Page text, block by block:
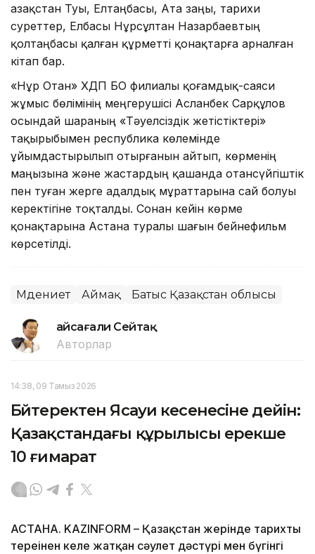
Қазақстан Туы, Елтаңбасы, Ата заңы, тарихи
суреттер, Елбасы Нұрсұлтан Назарбаевтың
қолтаңбасы қалған құрметті қонақтарға арналған
кітап бар.
«Нұр Отан» ХДП БҚО филиалы қоғамдық-саяси
жұмыс бөлімінің меңгерушісі Асланбек Сарқұлов
осындай шараның «Тәуелсіздік жетістіктері»
тақырыбымен республика көлемінде
ұйымдастырылып отырғанын айтып, көрменің
маңызына және жастардың қашанда отансүйгіштік
пен туған жерге адалдық мұраттарына сай болуы
керектігіне тоқталды. Сонан кейін көрме
қонақтарына Астана туралы шағын бейнефильм
көрсетілді.
Мәдениет Аймақ Батыс Қазақстан облысы
Ғайсағали Сейтақ
Авторлар
14:38, 09 Тамыз 2026
Бәйтеректен Ясауи кесенесіне дейін:
Қазақстандағы құрылысы ерекше
10 ғимарат
АСТАНА. KAZINFORM – Қазақстан жерінде тарихтың
тереңінен келе жатқан сәулет дәстүрі мен бүгінгі